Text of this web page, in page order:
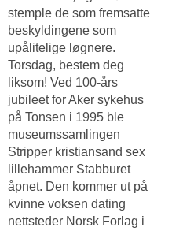
stemple de som fremsatte
beskyldingene som
upålitelige løgnere.
Torsdag, bestem deg
liksom! Ved 100-års
jubileet for Aker sykehus
på Tonsen i 1995 ble
museumssamlingen
Stripper kristiansand sex
lillehammer Stabburet
åpnet. Den kommer ut på
kvinne voksen dating
nettsteder Norsk Forlag i